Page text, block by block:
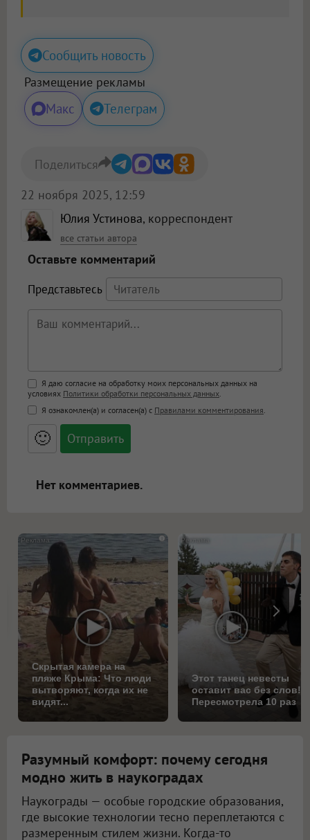
Сообщить новость
Размещение рекламы
Макс Телеграм
Юлия Устинова, корреспондент
все статьи автора
22 ноября 2025, 12:59
Поделиться
Оставьте комментарий
Представьтесь
Поддержка HTML
<b>, <strong>, <u>, <i>, <em>, <s>, <big>,
<small>, <sup>, <sub>, <pre>, <ul>, <ol>, <li>,
<blockquote>, <code> экранирует HTML,
адреса URL автоматически становятся
ссылками, и [img]адрес[/img] будет
Я даю согласие на обработку моих персональных данных на
условиях Политики обработки персональных данных
Я ознакомлен(а) и согласен(а) с Правилами комментирования
🙂
Нет комментариев.
i
Скрытая камера на
пляже Крыма: Что люди
вытворяют, когда их не
видят...
Этот танец невесты
оставит вас без слов!
Пересмотрела 10 раз
Разумный комфорт: почему сегодня
модно жить в наукоградах
Наукограды — особые городские образования,
где высокие технологии тесно переплетаются с
размеренным стилем жизни. Когда-то